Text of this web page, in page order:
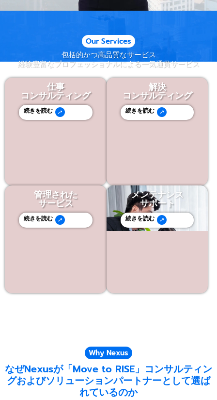
Our Services
包括的かつ高品質なサービス
経験豊富なプロフェッショナルによる一気通貫サービス
仕事
コンサルティング
続きを読む
解決
コンサルティング
続きを読む
管理された
サービス
続きを読む
メンテナンス​
サポート
続きを読む
Why Nexus
なぜNexusが「Move to RISE」コンサルティン
グおよびソリューションパートナーとして選ば
れているのか